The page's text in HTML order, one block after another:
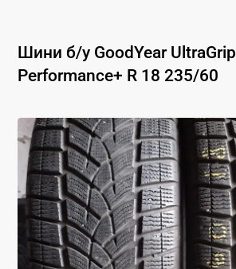
Шини б/у GoodYear UltraGrip
Performance+ R 18 235/60